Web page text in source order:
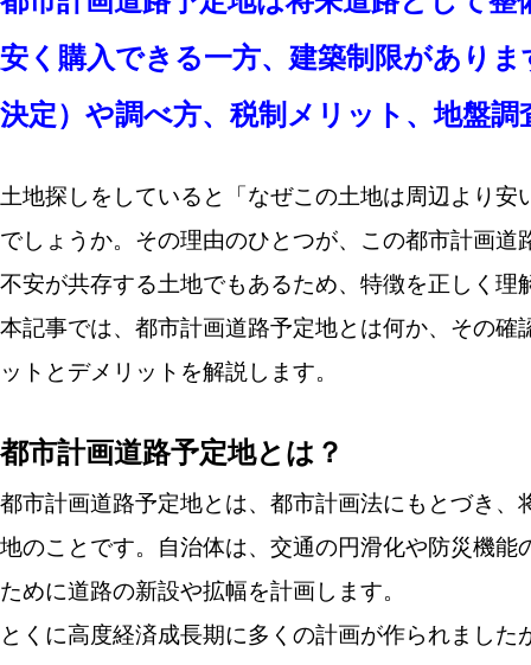
安く購入できる一方、建築制限があり
決定）や調べ方、税制メリット、地盤
土地探しをしていると「なぜこの土地は周辺より
でしょうか。その理由のひとつが、この都市計画
不安が共存する土地でもあるため、特徴を正しく理
本記事では、都市計画道路予定地とは何か、その
ットとデメリットを解説します。
都市計画道路予定地とは？
都市計画道路予定地とは、都市計画法にもとづき
地のことです。自治体は、交通の円滑化や防災機
ために道路の新設や拡幅を計画します。
とくに高度経済成長期に多くの計画が作られまし